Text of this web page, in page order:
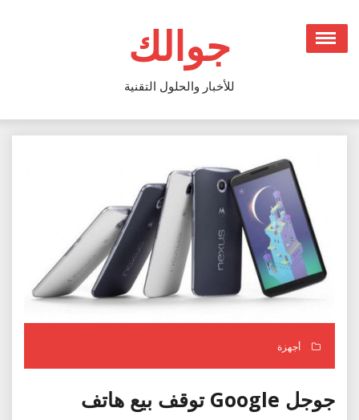
content
جوالك
للأخبار والحلول التقنية
أجهزة
جوجل Google توقف بيع هاتف